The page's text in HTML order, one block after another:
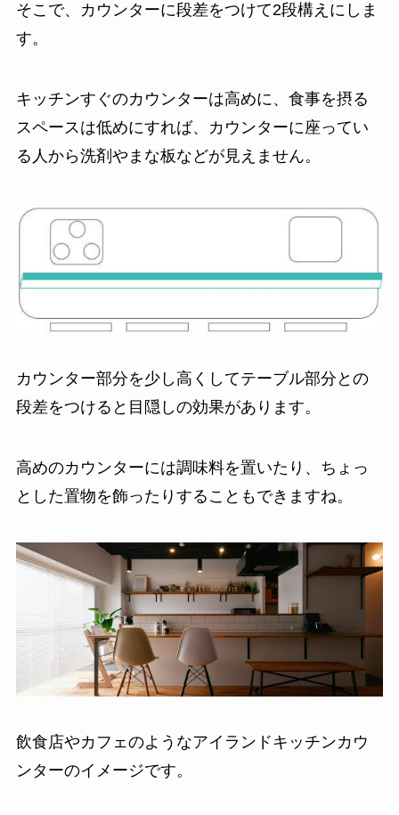
そこで、カウンターに段差をつけて2段構えにしま
す。
キッチンすぐのカウンターは高めに、食事を摂る
スペースは低めにすれば、カウンターに座ってい
る人から洗剤やまな板などが見えません。
カウンター部分を少し高くしてテーブル部分との
段差をつけると目隠しの効果があります。
高めのカウンターには調味料を置いたり、ちょっ
とした置物を飾ったりすることもできますね。
飲食店やカフェのようなアイランドキッチンカウ
ンターのイメージです。